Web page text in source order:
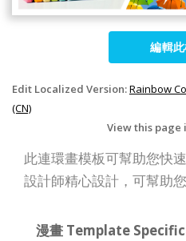
編輯
Edit Localized Version:Rainbow
(CN)
View this page
此連環畫模板可幫助您快
設計師精心設計，可幫助您
漫畫 Template